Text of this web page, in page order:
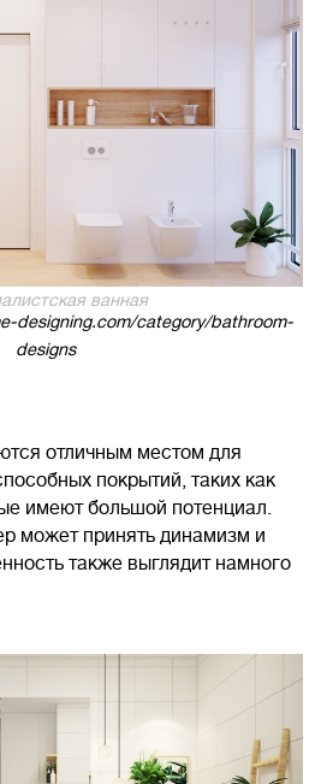
ванная
designing.com/category/bathroom-
designs
отличным местом для
покрытий, таких как
имеют большой потенциал.
может принять динамизм и
также выглядит намного